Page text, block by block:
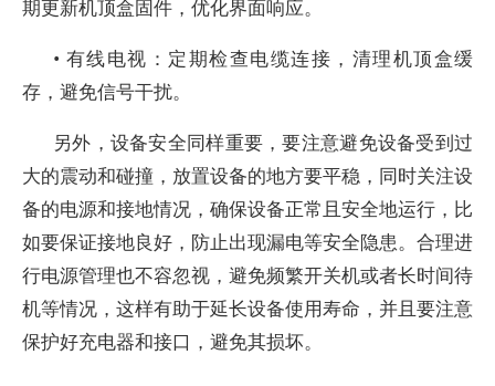
期更新机顶盒固件，优化界面响应。
• 有线电视：定期检查电缆连接，清理机顶盒缓
存，避免信号干扰。
另外，设备安全同样重要，要注意避免设备受到过
大的震动和碰撞，放置设备的地方要平稳，同时关注设
备的电源和接地情况，确保设备正常且安全地运行，比
如要保证接地良好，防止出现漏电等安全隐患。合理进
行电源管理也不容忽视，避免频繁开关机或者长时间待
机等情况，这样有助于延长设备使用寿命，并且要注意
保护好充电器和接口，避免其损坏。